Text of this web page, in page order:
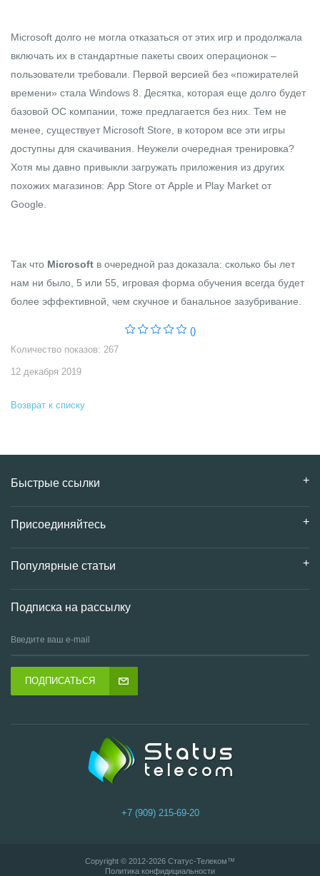
Microsoft долго не могла отказаться от этих игр и продолжала
включать их в стандартные пакеты своих операционок –
пользователи требовали. Первой версией без «пожирателей
времени» стала Windows 8. Десятка, которая еще долго будет
базовой ОС компании, тоже предлагается без них. Тем не
менее, существует Microsoft Store, в котором все эти игры
доступны для скачивания. Неужели очередная тренировка?
Хотя мы давно привыкли загружать приложения из других
похожих магазинов: App Store от Apple и Play Market от
Google.
Так что Microsoft в очередной раз доказала: сколько бы лет
нам ни было, 5 или 55, игровая форма обучения всегда будет
более эффективной, чем скучное и банальное зазубривание.
()
Количество показов: 267
12 декабря 2019
Возврат к списку
Быстрые ссылки
Присоединяйтесь
Популярные статьи
Подписка на рассылку
ПОДПИСАТЬСЯ
+7 (909) 215-69-20
Copyright © 2012-2026 Статус-Телеком™
Политика конфидициальности